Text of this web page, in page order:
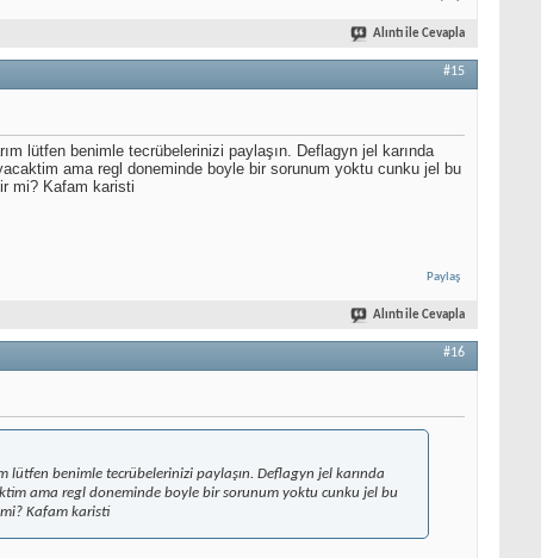
Alıntı ile Cevapla
#15
lütfen benimle tecrübelerinizi paylaşın. Deflagyn jel karında
ama regl doneminde boyle bir sorunum yoktu cunku jel bu
mi? Kafam karisti
Paylaş
Alıntı ile Cevapla
#16
benimle tecrübelerinizi paylaşın. Deflagyn jel karında
ama regl doneminde boyle bir sorunum yoktu cunku jel bu
Kafam karisti